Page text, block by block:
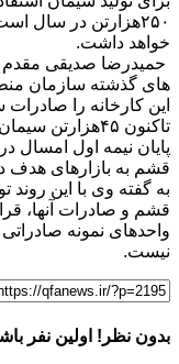
خواهد داشت.
حمیدرضا صدیقی مقدم
های گذشته سازمان
این کارخانه را
تاکنون
قشم به بازارهای هدف
به گفته وی با این روند
قشم و صادرات آنها،
واحدهای نمونه
نیست.
بدون نظر! اولین نفر